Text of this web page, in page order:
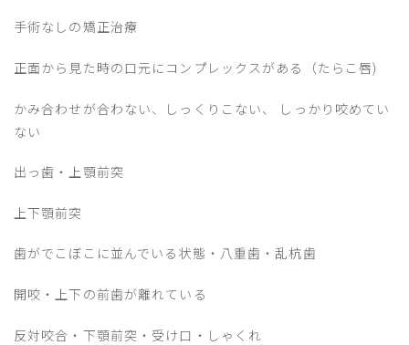
手術なしの矯正治療
正面から見た時の口元にコンプレックスがある（たらこ唇)
かみ合わせが合わない、しっくりこない、 しっかり咬めてい
ない
出っ歯・上顎前突
上下顎前突
歯がでこぼこに並んでいる状態・八重歯・乱杭歯
開咬・上下の前歯が離れている
反対咬合・下顎前突・受け口・しゃくれ